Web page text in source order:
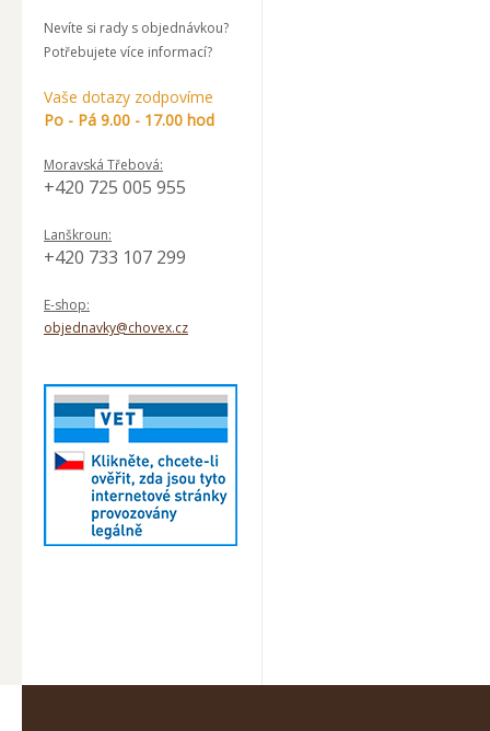
Nevíte si rady s objednávkou?
Potřebujete více informací?
Vaše dotazy zodpovíme
Po - Pá 9.00 - 17.00 hod
Moravská Třebová:
+420 725 005 955
Lanškroun:
+420 733 107 299
E-shop:
objednavky@chovex.cz